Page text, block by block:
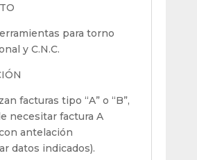
para torno
y C.N.C.
facturas tipo “A” o “B”,
necesitar factura A
antelación
datos indicados).